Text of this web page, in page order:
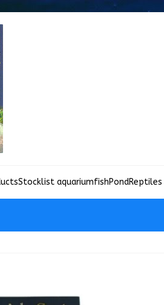
Stocklist aquariumfishPondReptiles